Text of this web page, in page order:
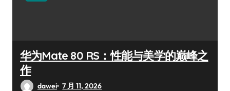
华为Mate 80 RS：性能与美学的巅峰之
作
dawei 7 月 11, 2026